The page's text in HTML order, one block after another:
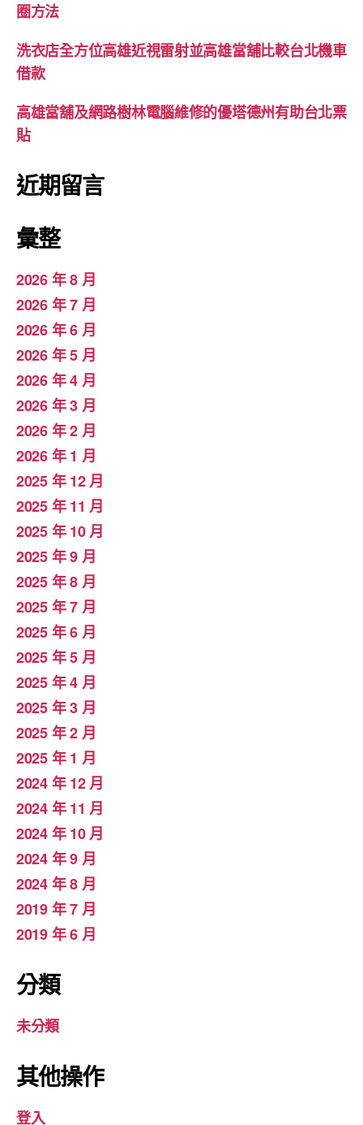
圈方法
洗衣店全方位高雄近視雷射並高雄當舖比較台北機車
借款
高雄當舖及網路樹林電腦維修的優塔德州有助台北票
貼
近期留言
彙整
2026 年 8 月
2026 年 7 月
2026 年 6 月
2026 年 5 月
2026 年 4 月
2026 年 3 月
2026 年 2 月
2026 年 1 月
2025 年 12 月
2025 年 11 月
2025 年 10 月
2025 年 9 月
2025 年 8 月
2025 年 7 月
2025 年 6 月
2025 年 5 月
2025 年 4 月
2025 年 3 月
2025 年 2 月
2025 年 1 月
2024 年 12 月
2024 年 11 月
2024 年 10 月
2024 年 9 月
2024 年 8 月
2019 年 7 月
2019 年 6 月
分類
未分類
其他操作
登入